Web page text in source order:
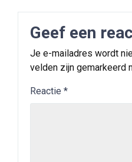
Geef een
Je e-mailadres wordt
velden zijn gemarkeerd
Reactie *